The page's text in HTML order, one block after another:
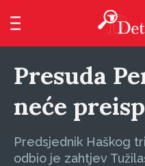
Presuda
neće
Predsjednik Haškog
odbio je zahtjev